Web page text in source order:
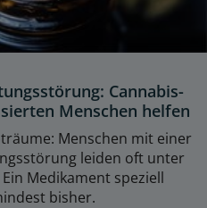
Cannabis-
Menschen helfen
Menschen mit einer
leiden oft unter
Medikament speziell
bisher.